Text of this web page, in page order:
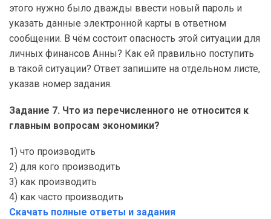
этого нужно было дважды ввести новый пароль и
указать данные электронной карты в ответном
сообщении. В чём состоит опасность этой ситуации для
личных финансов Анны? Как ей правильно поступить
в такой ситуации? Ответ запишите на отдельном листе,
указав номер задания.
Задание 7. Что из перечисленного не относится к
главным вопросам экономики?
1) что производить
2) для кого производить
3) как производить
4) как часто производить
Скачать полные ответы и задания